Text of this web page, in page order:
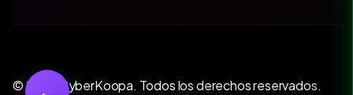
© 2026 CyberKoopa. Todos los derechos reservados.